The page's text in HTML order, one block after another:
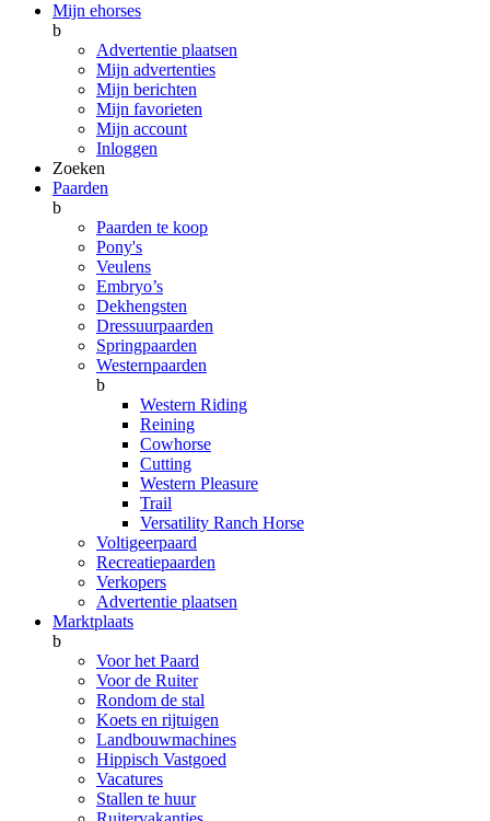
Mijn ehorses
b
Advertentie plaatsen
Mijn advertenties
Mijn berichten
Mijn favorieten
Mijn account
Inloggen
Zoeken
Paarden
b
Paarden te koop
Pony's
Veulens
Embryo’s
Dekhengsten
Dressuurpaarden
Springpaarden
Westernpaarden
b
Western Riding
Reining
Cowhorse
Cutting
Western Pleasure
Trail
Versatility Ranch Horse
Voltigeerpaard
Recreatiepaarden
Verkopers
Advertentie plaatsen
Marktplaats
b
Voor het Paard
Voor de Ruiter
Rondom de stal
Koets en rijtuigen
Landbouwmachines
Hippisch Vastgoed
Vacatures
Stallen te huur